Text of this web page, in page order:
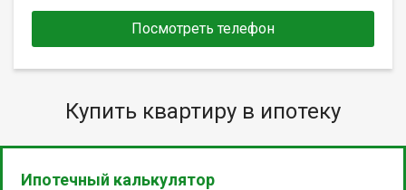
Посмотреть телефон
Купить квартиру в ипотеку
Ипотечный калькулятор